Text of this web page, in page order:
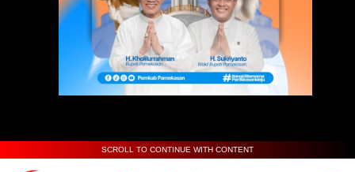
SCROLL TO CONTINUE WITH CONTENT